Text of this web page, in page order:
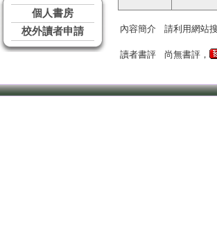
個人書房
校外讀者申請
內容簡介 請利用網站
讀者書評 尚無書評，